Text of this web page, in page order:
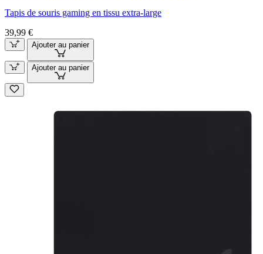
Tapis de souris gaming en tissu extra-large
39,99 €
Ajouter au panier
Ajouter au panier